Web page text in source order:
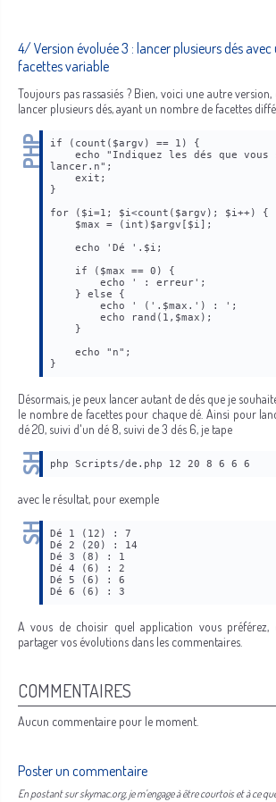
4/ Version évoluée 3 : lancer plusieurs dés
facettes variable
Toujours pas rassasiés ? Bien, voici une autre
lancer plusieurs dés, ayant un nombre de facettes
if (count($argv) == 1) {
echo "Indiquez les dés que vous
lancer.n";
exit;
}
for ($i=1; $i<count($argv); $i++) {
$max = (int)$argv[$i];
echo 'Dé '.$i;
if ($max == 0) {
echo ' : erreur';
} else {
echo ' ('.$max.') : ';
echo rand(1,$max);
}
echo "n";
}
Désormais, je peux lancer autant de dés que je
le nombre de facettes pour chaque dé. Ainsi pour
dé 20, suivi d'un dé 8, suivi de 3 dés 6, je tape
php Scripts/de.php 12 20 8 6 6 6
avec le résultat, pour exemple
Dé 1 (12) : 7
Dé 2 (20) : 14
Dé 3 (8) : 1
Dé 4 (6) : 2
Dé 5 (6) : 6
Dé 6 (6) : 3
A vous de choisir quel application vous préférez,
partager vos évolutions dans les commentaires.
COMMENTAIRES
Aucun commentaire pour le moment.
Poster un commentaire
En postant sur skymac.org, je m'engage à être courtois et à ce